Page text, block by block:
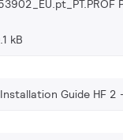
kB
Guide HF 2